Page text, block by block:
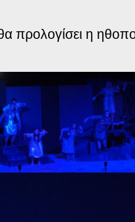
προλογίσει η